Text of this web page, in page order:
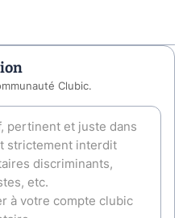
Clubic.